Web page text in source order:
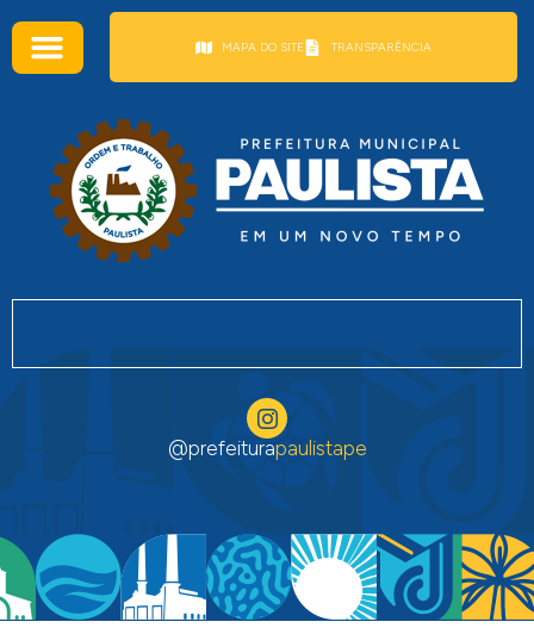
MAPA DO SITE TRANSPARÊNCIA
@prefeiturapaulistape